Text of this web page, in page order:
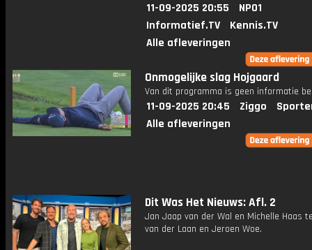
11-09-2025 20:55
NPO1
Informatief.TV
Kennis.TV
Alle afleveringen
Onmogelijke slag Hojgaard
Van dit programma is geen informatie
11-09-2025 20:45 Ziggo
Alle afleveringen
Dit Was Het Nieuws: Afl. 2
Jan Jaap van der Wal en Michelle Haas
van der Laan en Jeroen Woe.